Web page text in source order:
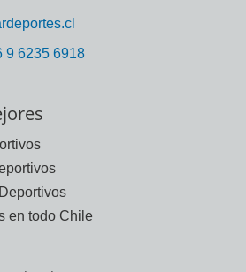
9 6235 6918
en todo Chile